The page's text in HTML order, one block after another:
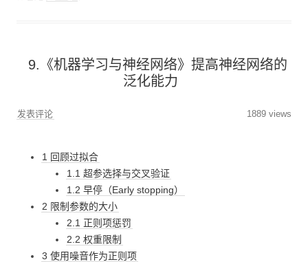
9.《机器学习与神经网络》提高神经网络的
泛化能力
发表评论 1889 views
1 回顾过拟合
1.1 超参选择与交叉验证
1.2 早停（Early stopping）
2 限制参数的大小
2.1 正则项惩罚
2.2 权重限制
3 使用噪音作为正则项